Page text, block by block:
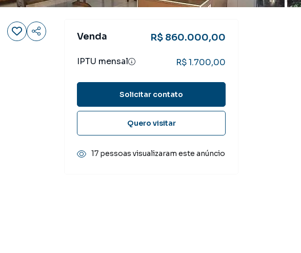
Venda R$ 860.000,00
IPTU mensal R$ 1.700,00
Solicitar contato
Quero visitar
17 pessoas visualizaram este anúncio